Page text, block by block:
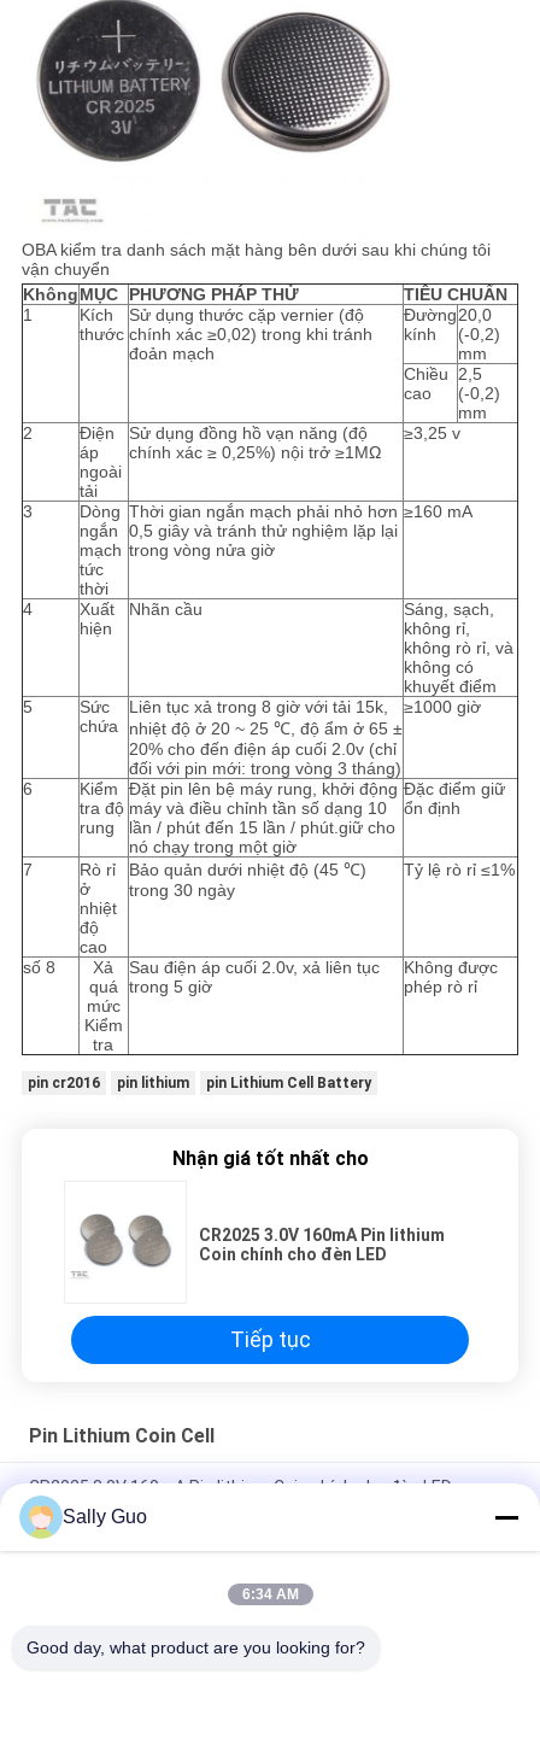
OBA kiểm tra danh sách mặt hàng bên dưới sau khi chúng tôi
vận chuyển
KhôngMỤC PHƯƠNG PHÁP THỬ
TIÊU CHUẨN
1
Kích
thước
Sử dụng thước cặp vernier (độ
chính xác ≥0,02) trong khi tránh
đoản mạch
Đường
kính
20,0
(-0,2)
mm
Chiều
cao
2,5
(-0,2)
mm
2
Điện
áp
ngoài
tải
Sử dụng đồng hồ vạn năng (độ
chính xác ≥ 0,25%) nội trở ≥1MΩ
≥3,25 v
3
Dòng
ngắn
mạch
tức
thời
Thời gian ngắn mạch phải nhỏ hơn
0,5 giây và tránh thử nghiệm lặp lại
trong vòng nửa giờ
≥160 mA
4
Xuất
hiện
Nhãn cầu
Sáng, sạch,
không rỉ,
không rò rỉ, và
không có
khuyết điểm
5
Sức
chứa
Liên tục xả trong 8 giờ với tải 15k,
nhiệt độ ở 20 ~ 25 ℃, độ ẩm ở 65 ±
20% cho đến điện áp cuối 2.0v (chỉ
đối với pin mới: trong vòng 3 tháng)
≥1000 giờ
6
Kiểm
tra độ
rung
Đặt pin lên bệ máy rung, khởi động
máy và điều chỉnh tần số dạng 10
lần / phút đến 15 lần / phút.giữ cho
nó chạy trong một giờ
Đặc điểm giữ
ổn định
7
Rò rỉ
ở
nhiệt
độ
cao
Bảo quản dưới nhiệt độ (45 ℃)
trong 30 ngày
Tỷ lệ rò rỉ ≤1%
số 8
Xả
quá
mức
Kiểm
tra
Sau điện áp cuối 2.0v, xả liên tục
trong 5 giờ
Không được
phép rò rỉ
pin cr2016 pin lithium pin Lithium Cell Battery
Nhận giá tốt nhất cho
CR2025 3.0V 160mA Pin lithium
Coin chính cho đèn LED
Tiếp tục
Pin Lithium Coin Cell
CR2025 3.0V 160mA Pin lithium Coin chính cho đèn LED
Pin Lithium cơ bản tái nạp ML1220 3.0V 16mAh Coin / Button
Cell With Leg
CR2450 3.0V 600mA Li-Mn Pin di động sơ cấp Li-Mn dành cho
Sally Guo
6:34 AM
Good day, what product are you looking for?